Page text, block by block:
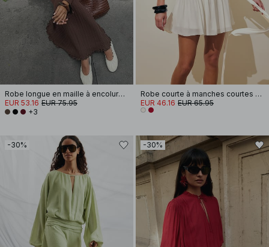
Robe longue en maille à encolure ronde et volants
EUR 53.16 EUR 75.95
+3
Robe courte à manches courtes et taille nouée
EUR 46.16 EUR 65.95
-30% -30%